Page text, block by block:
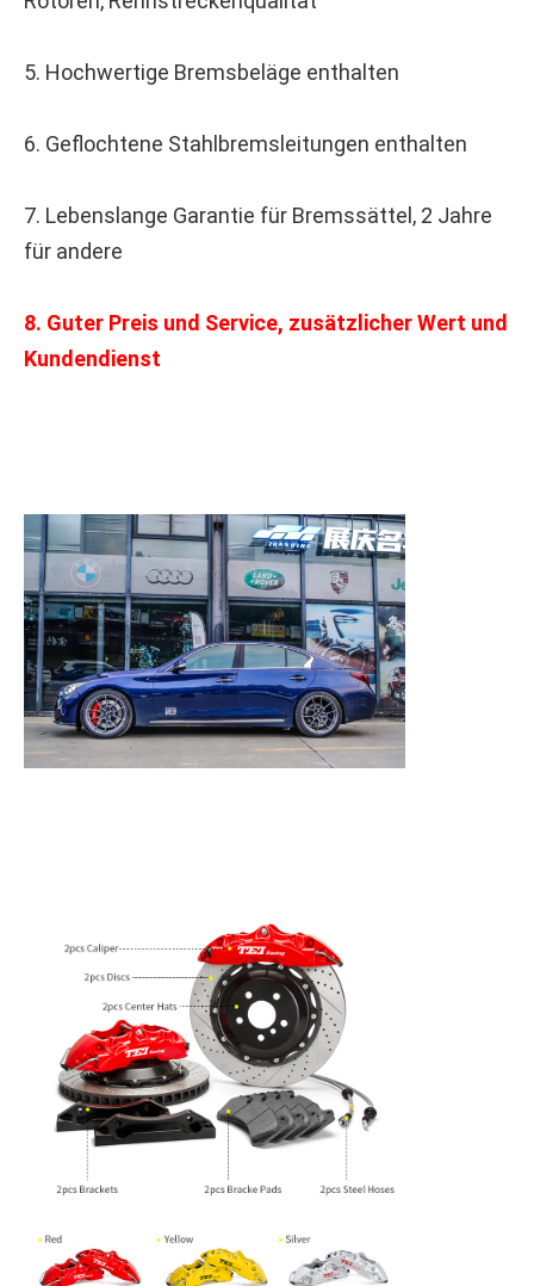
5. Hochwertige Bremsbeläge enthalten
6. Geflochtene Stahlbremsleitungen enthalten
7. Lebenslange Garantie für Bremssättel, 2 Jahre
für andere
8. Guter Preis und Service, zusätzlicher Wert und
Kundendienst